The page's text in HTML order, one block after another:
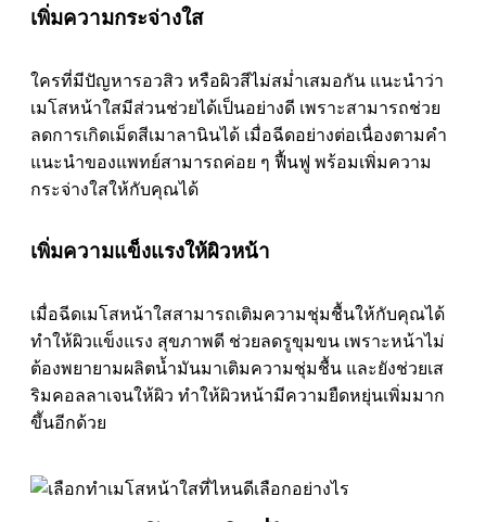
เพิ่มความกระจ่างใส
ใครที่มีปัญหารอวสิว หรือผิวสีไม่สม่ำเสมอกัน แนะนำว่า
เมโสหน้าใสมีส่วนช่วยได้เป็นอย่างดี เพราะสามารถช่วย
ลดการเกิดเม็ดสีเมาลานินได้ เมื่อฉีดอย่างต่อเนื่องตามคำ
แนะนำของแพทย์สามารถค่อย ๆ ฟื้นฟู พร้อมเพิ่มความ
กระจ่างใสให้กับคุณได้
เพิ่มความแข็งแรงให้ผิวหน้า
เมื่อฉีดเมโสหน้าใสสามารถเติมความชุ่มชื้นให้กับคุณได้
ทำให้ผิวแข็งแรง สุขภาพดี ช่วยลดรูขุมขน เพราะหน้าไม่
ต้องพยายามผลิตน้ำมันมาเติมความชุ่มชื้น และยังช่วยเส
ริมคอลลาเจนให้ผิว ทำให้ผิวหน้ามีความยืดหยุ่นเพิ่มมาก
ขึันอีกด้วย